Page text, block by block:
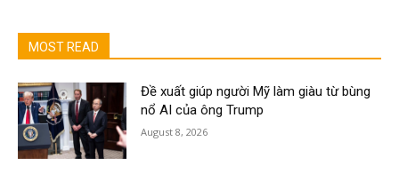
MOST READ
Đề xuất giúp người Mỹ làm giàu từ bùng
nổ AI của ông Trump
August 8, 2026